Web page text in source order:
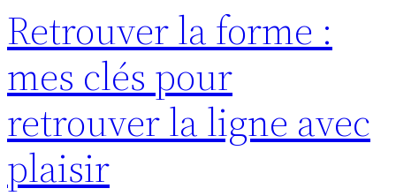
Retrouver la forme :
mes clés pour
retrouver la ligne avec
plaisir